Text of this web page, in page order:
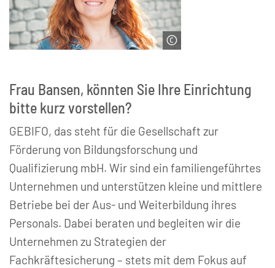
Frau Bansen, könnten Sie Ihre Einrichtung
bitte kurz vorstellen?
GEBIFO, das steht für die Gesellschaft zur
Förderung von Bildungsforschung und
Qualifizierung mbH. Wir sind ein familiengeführtes
Unternehmen und unterstützen kleine und mittlere
Betriebe bei der Aus- und Weiterbildung ihres
Personals. Dabei beraten und begleiten wir die
Unternehmen zu Strategien der
Fachkräftesicherung – stets mit dem Fokus auf